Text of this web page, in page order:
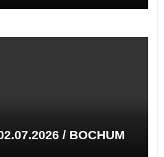
/ BOCHUM